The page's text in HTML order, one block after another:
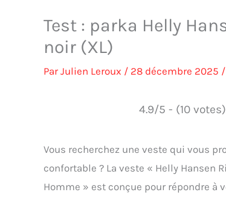
Test : parka Helly
noir (XL)
ParJulien Leroux / 28 décembre 2025 /
4.9/5 - (10 votes)
Vous recherchez une veste qui vous
confortable ? La veste « Helly Hansen
Homme » est conçue pour répondre à